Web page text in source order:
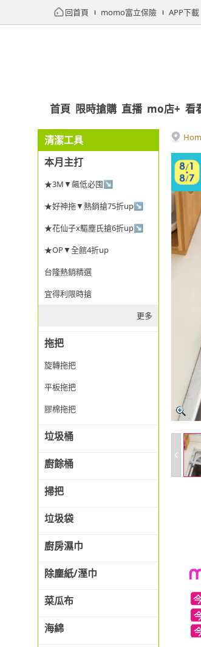
回首頁 momo富立保險 APP下載
首頁 限時搶購 直播 mo店+ 看
清潔工具
本月主打
★3M▼飆低必囤↘
★好神拖▼熱銷搶75折up↘
★花仙子x驅塵氏搶6折up↘
★OP▼全館4折up
台隆熱銷精選
宜得利限時搶
更多
拖把
旋轉拖把
平板拖把
膠棉拖把
垃圾桶
廚餘桶
掃把
垃圾袋
廚房濕巾
除塵紙/溼巾
菜瓜布
海綿